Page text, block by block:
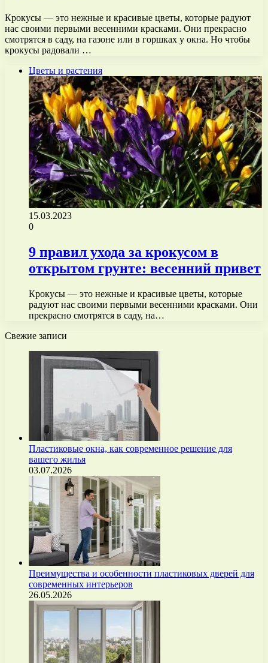
Крокусы — это нежные и красивые цветы, которые радуют
нас своими первыми весенними красками. Они прекрасно
смотрятся в саду, на газоне или в горшках у окна. Но чтобы
крокусы радовали …
Цветы и растения
15.03.2023
0
9 правил ухода за крокусом в
открытом грунте: весенний привет
Крокусы — это нежные и красивые цветы, которые
радуют нас своими первыми весенними красками. Они
прекрасно смотрятся в саду, на…
Свежие записи
Пластиковые окна, как современное решение для
вашего жилья
03.07.2026
Преимущества и особенности пластиковых дверей для
современных интерьеров
26.05.2026